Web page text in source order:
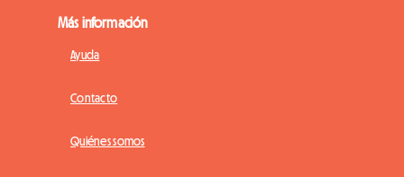
Más información
Ayuda
Contacto
Quiénes somos